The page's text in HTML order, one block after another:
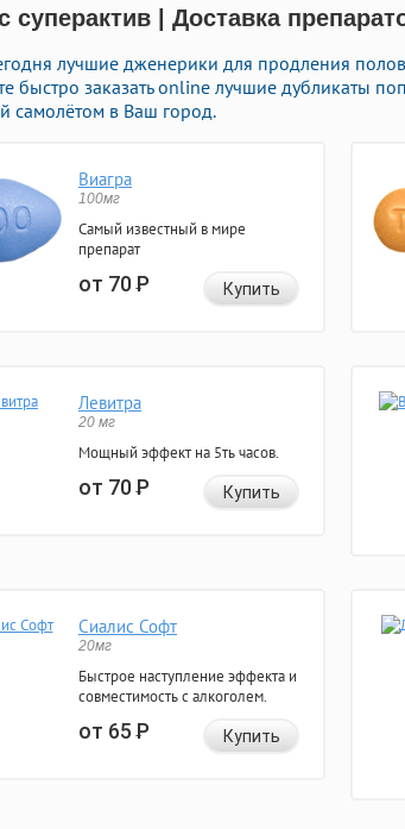
суперактив | Доставка
лучшие дженерики для продления
быстро заказать online лучшие дубликаты
самолётом в Ваш город.
Виагра
100мг
Самый известный в мире
препарат
от 70Р Купить
Левитра
20 мг
Мощный эффект на 5ть часов.
от 70Р Купить
Сиалис Софт
20мг
Быстрое наступление эффекта и
совместимость с алкоголем.
от 65Р Купить